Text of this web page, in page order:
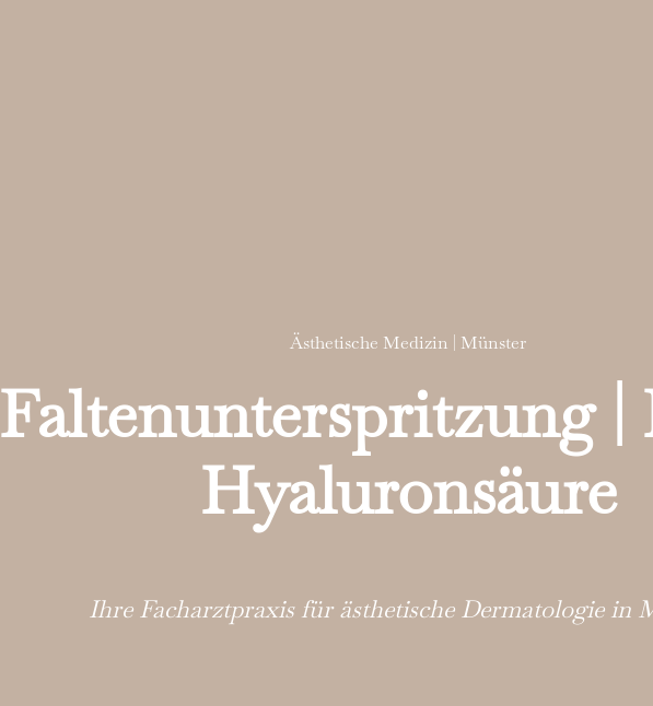
Ästhetische Medizin | Münster
Faltenunterspritzung |
Hyaluronsäure
Ihre Facharztpraxis für ästhetische Dermatologie in